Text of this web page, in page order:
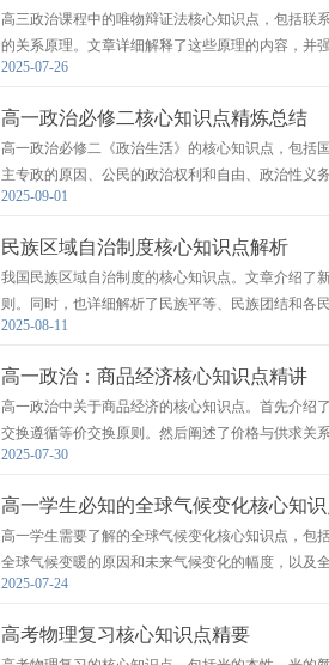
高三政治课程中的唯物辩证法核心知识点，包括联
的关系原理。文章详细解释了这些原理的内容，并
在认识世界和改造世界的过程中，需要注重客观条件
2025-07-26
高一政治必修二核心知识点精炼总结
高一政治必修二《政治生活》的核心知识点，包括
主专政的原因、公民的政治权利和自由、政治性义
系。文章对知识点进行了精炼总结，有助于读者对高
2025-09-01
民族区域自治制度核心知识点解析
我国民族区域自治制度的核心知识点。文章介绍了
则。同时，也详细解析了民族平等、民族团结和各
的法制化进程和对民族区域自治制度的认识，包括其
2025-08-11
高一政治：商品经济核心知识点精讲
高一政治中关于商品经济的核心知识点。首先介绍
交换遵循等价交换原则。然后阐述了价格与供求关
表现形式。接着，文章讨论了商品的价值量，包括商
2025-07-30
高一学生必知的全球气候变化核心知识
高一学生需要了解的全球气候变化核心知识点，包
全球气候变暖的原因和未来气候变化的幅度，以及
绍了常见的考点和误区提醒，帮助学生在地理学习中
2025-07-24
高考物理复习核心知识点精要